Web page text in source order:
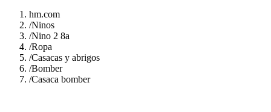
hm.com
/Ninos
/Nino 2 8a
/Ropa
/Casacas y abrigos
/Bomber
/Casaca bomber